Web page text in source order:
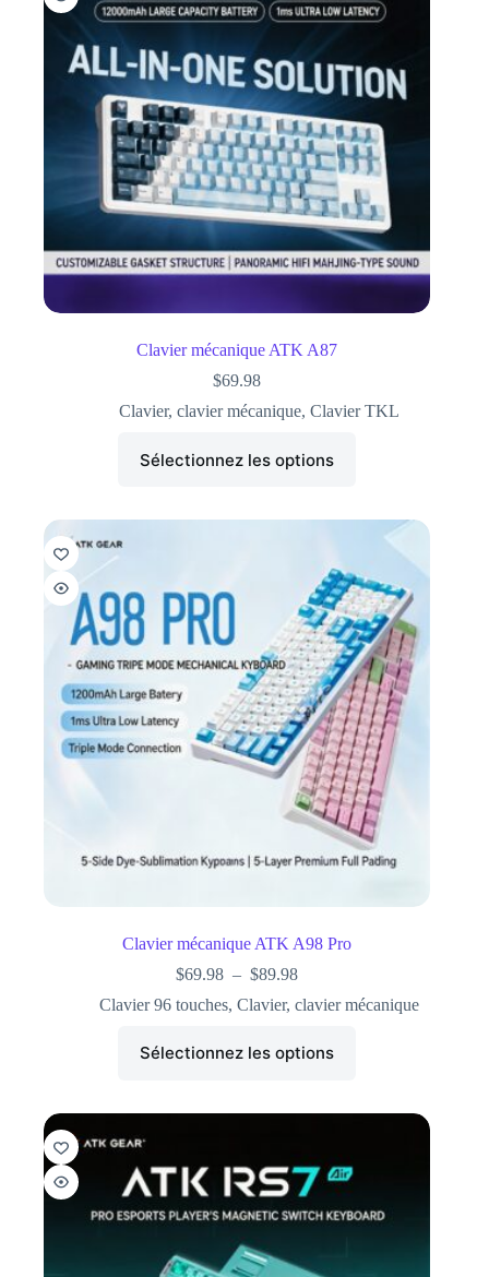
Clavier mécanique ATK A87
$69.98
Clavier, clavier mécanique, Clavier TKL
Sélectionnez les options
Clavier mécanique ATK A98 Pro
$69.98 – $89.98
Clavier 96 touches, Clavier, clavier mécanique
Sélectionnez les options